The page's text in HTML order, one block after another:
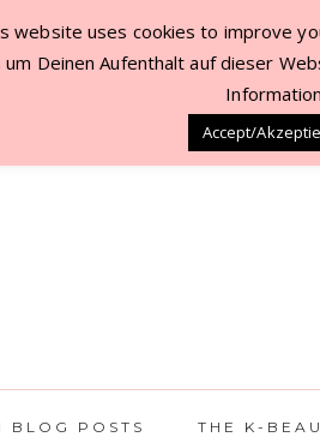
HERE! CONTACT
BLOG POSTS THE K-
website uses cookies to improve
Deinen Aufenthalt auf dieser
Accept/